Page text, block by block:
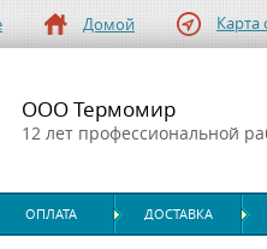
Домой Карта
ООО Термомир
12 лет профессиональной
ОПЛАТА ДОСТАВКА